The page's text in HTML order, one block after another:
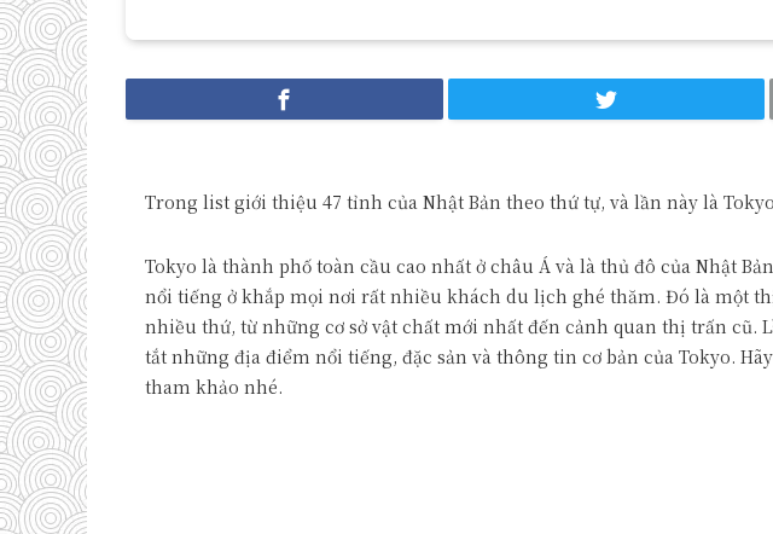
Trong list giới thiệu 47 tỉnh của Nhật Bản theo thứ tự, và lần này là
Tokyo là thành phố toàn cầu cao nhất ở châu Á và là thủ đô của Nhật
nổi tiếng ở khắp mọi nơi rất nhiều khách du lịch ghé thăm. Đó là một
nhiều thứ, từ những cơ sở vật chất mới nhất đến cảnh quan thị trấn cũ.
tắt những địa điểm nổi tiếng, đặc sản và thông tin cơ bản của Tokyo.
tham khảo nhé.